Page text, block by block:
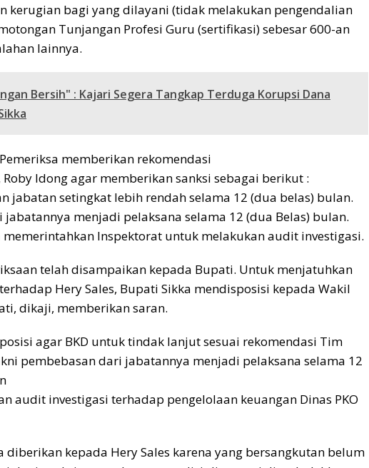
kerugian bagi yang dilayani (tidak melakukan pengendalian
Tunjangan Profesi Guru (sertifikasi) sebesar 600-an
lainnya.
Bersih" : Kajari Segera Tangkap Terduga Korupsi Dana
memberikan rekomendasi
Idong agar memberikan sanksi sebagai berikut :
jabatan setingkat lebih rendah selama 12 (dua belas) bulan.
jabatannya menjadi pelaksana selama 12 (dua Belas) bulan.
memerintahkan Inspektorat untuk melakukan audit investigasi.
telah disampaikan kepada Bupati. Untuk menjatuhkan
Hery Sales, Bupati Sikka mendisposisi kepada Wakil
dikaji, memberikan saran.
agar BKD untuk tindak lanjut sesuai rekomendasi Tim
pembebasan dari jabatannya menjadi pelaksana selama 12
audit investigasi terhadap pengelolaan keuangan Dinas PKO
diberikan kepada Hery Sales karena yang bersangkutan belum